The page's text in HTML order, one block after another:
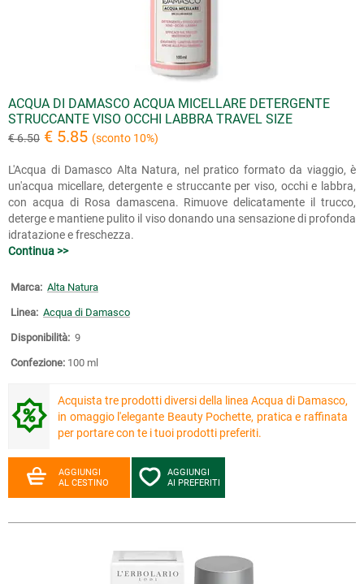
ACQUA DI DAMASCO ACQUA MICELLARE DETERGENTE
STRUCCANTE VISO OCCHI LABBRA TRAVEL SIZE
€ 6.50 € 5.85 (sconto 10%)
L'Acqua di Damasco Alta Natura, nel pratico formato da viaggio, è
un'acqua micellare, detergente e struccante per viso, occhi e labbra,
con acqua di Rosa damascena. Rimuove delicatamente il trucco,
deterge e mantiene pulito il viso donando una sensazione di profonda
idratazione e freschezza.
Continua >>
Marca: Alta Natura
Linea: Acqua di Damasco
Disponibilità: 9
Confezione: 100 ml
Acquista tre prodotti diversi della linea Acqua di Damasco,
in omaggio l'elegante Beauty Pochette, pratica e raffinata
per portare con te i tuoi prodotti preferiti.
AGGIUNGI
AL CESTINO
AGGIUNGI
AI PREFERITI